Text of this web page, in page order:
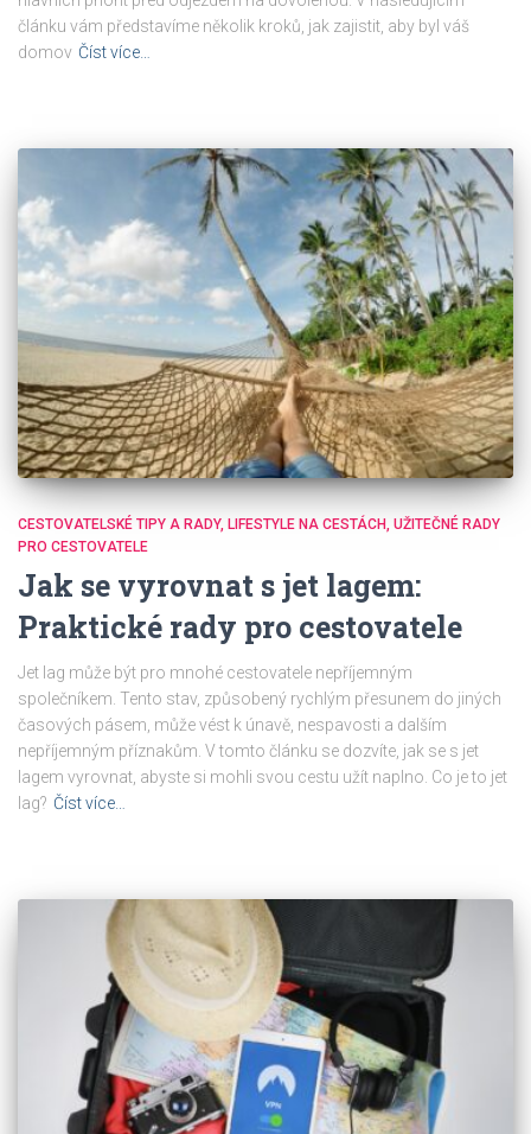
článku vám představíme několik kroků, jak zajistit, aby byl váš
domov Číst více…
CESTOVATELSKÉ TIPY A RADY LIFESTYLE NA CESTÁCH UŽITEČNÉ RADY
PRO CESTOVATELE
Jak se vyrovnat s jet lagem:
Praktické rady pro cestovatele
Jet lag může být pro mnohé cestovatele nepříjemným
společníkem. Tento stav, způsobený rychlým přesunem do jiných
časových pásem, může vést k únavě, nespavosti a dalším
nepříjemným příznakům. V tomto článku se dozvíte, jak se s jet
lagem vyrovnat, abyste si mohli svou cestu užít naplno. Co je to jet
lag? Číst více…